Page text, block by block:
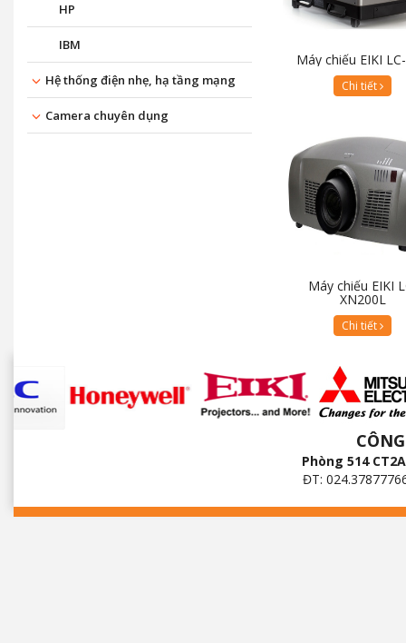
HP
IBM
Hệ thống điện nhẹ, hạ tầng mạng
Camera chuyên dụng
Máy chiếu EIKI
Chi tiết
Máy chiếu EIKI
XN200L
Chi tiết
Phòng 514
ĐT: